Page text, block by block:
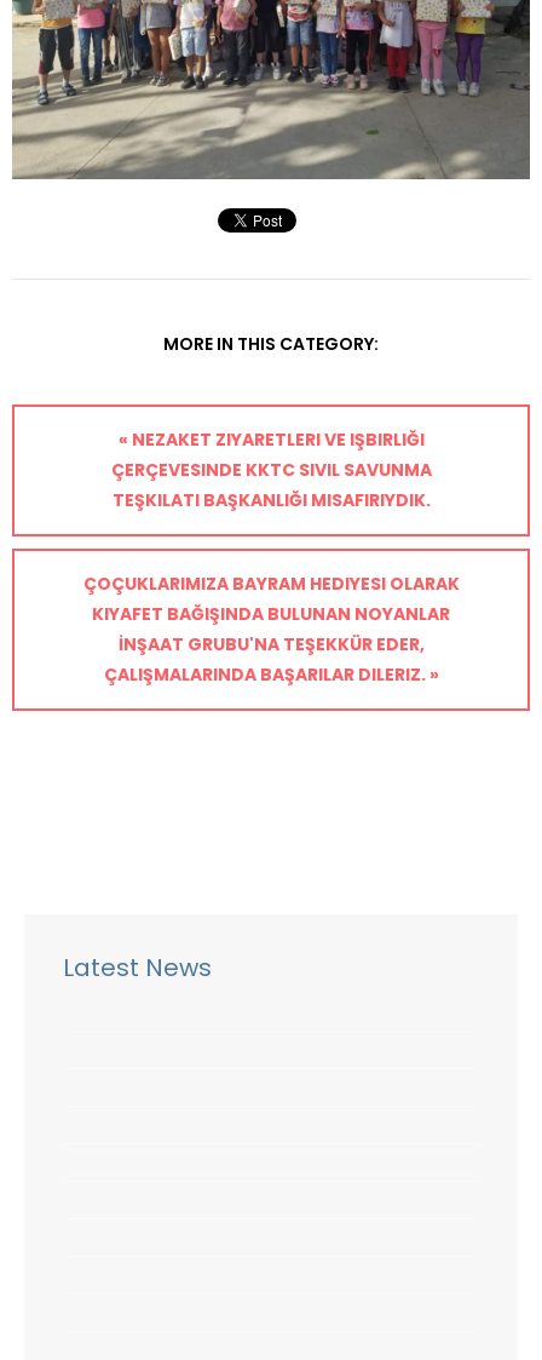
MORE IN THIS CATEGORY:
« NEZAKET ZIYARETLERI VE IŞBIRLIĞI
ÇERÇEVESINDE KKTC SIVIL SAVUNMA
TEŞKILATI BAŞKANLIĞI MISAFIRIYDIK.
ÇOÇUKLARIMIZA BAYRAM HEDIYESI OLARAK
KIYAFET BAĞIŞINDA BULUNAN NOYANLAR
İNŞAAT GRUBU'NA TEŞEKKÜR EDER,
ÇALIŞMALARINDA BAŞARILAR DILERIZ. »
Latest News